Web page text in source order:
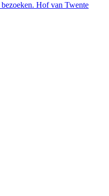
Hof van Twente